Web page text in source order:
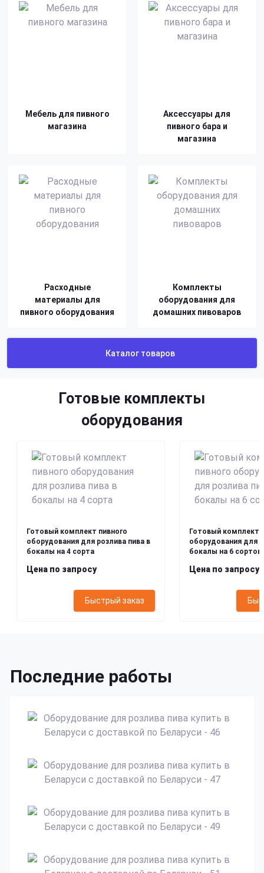
Мебель для пивного
магазина
Аксессуары для
пивного бара и
магазина
Расходные
материалы для
пивного оборудования
Комплекты
оборудования для
домашних пивоваров
Каталог товаров
Готовые комплекты
оборудования
Готовый комплект пивного
оборудования для розлива пива в
бокалы на 4 сорта
Цена по запросу
Быстрый заказ
Готовый комплект
оборудования для
бокалы на 6 сортов
Цена по запросу
Последние работы